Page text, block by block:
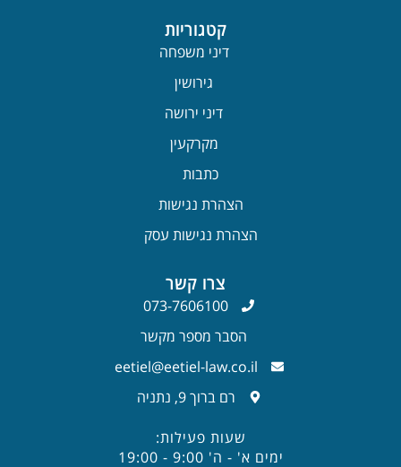
קטגוריות
דיני משפחה
גירושין
דיני ירושה
מקרקעין
כתבות
הצהרת נגישות
הצהרת נגישות עסק
צרו קשר
073-7606100
הסבר מספר מקשר
eetiel@eetiel-law.co.il
רם ברוך 9, נתניה
שעות פעילות:
ימים א' - ה' 9:00 - 19:00